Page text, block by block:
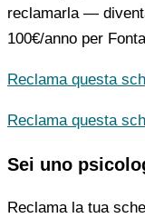
reclamarla —
100€/anno per
Reclama questa
Reclama questa
Sei uno
Reclama la tua